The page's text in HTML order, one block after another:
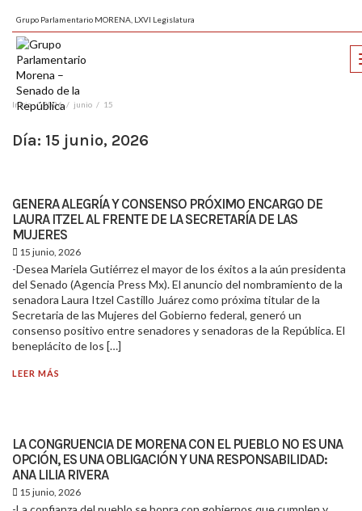
Grupo Parlamentario MORENA, LXVI Legislatura
Inicio 2026 junio 15
Día: 15 junio, 2026
GENERA ALEGRÍA Y CONSENSO PRÓXIMO ENCARGO DE
LAURA ITZEL AL FRENTE DE LA SECRETARÍA DE LAS
MUJERES
15 junio, 2026
-Desea Mariela Gutiérrez el mayor de los éxitos a la aún presidenta
del Senado (Agencia Press Mx). El anuncio del nombramiento de la
senadora Laura Itzel Castillo Juárez como próxima titular de la
Secretaria de las Mujeres del Gobierno federal, generó un
consenso positivo entre senadores y senadoras de la República. El
beneplácito de los […]
LEER MÁS
LA CONGRUENCIA DE MORENA CON EL PUEBLO NO ES UNA
OPCIÓN, ES UNA OBLIGACIÓN Y UNA RESPONSABILIDAD:
ANA LILIA RIVERA
15 junio, 2026